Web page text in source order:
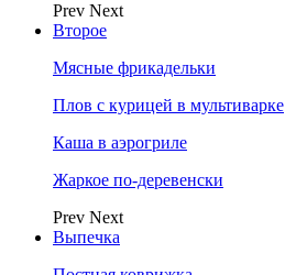
Prev Next
Второе
Мясные фрикадельки
Плов с курицей в мультиварке
Каша в аэрогриле
Жаркое по-деревенски
Prev Next
Выпечка